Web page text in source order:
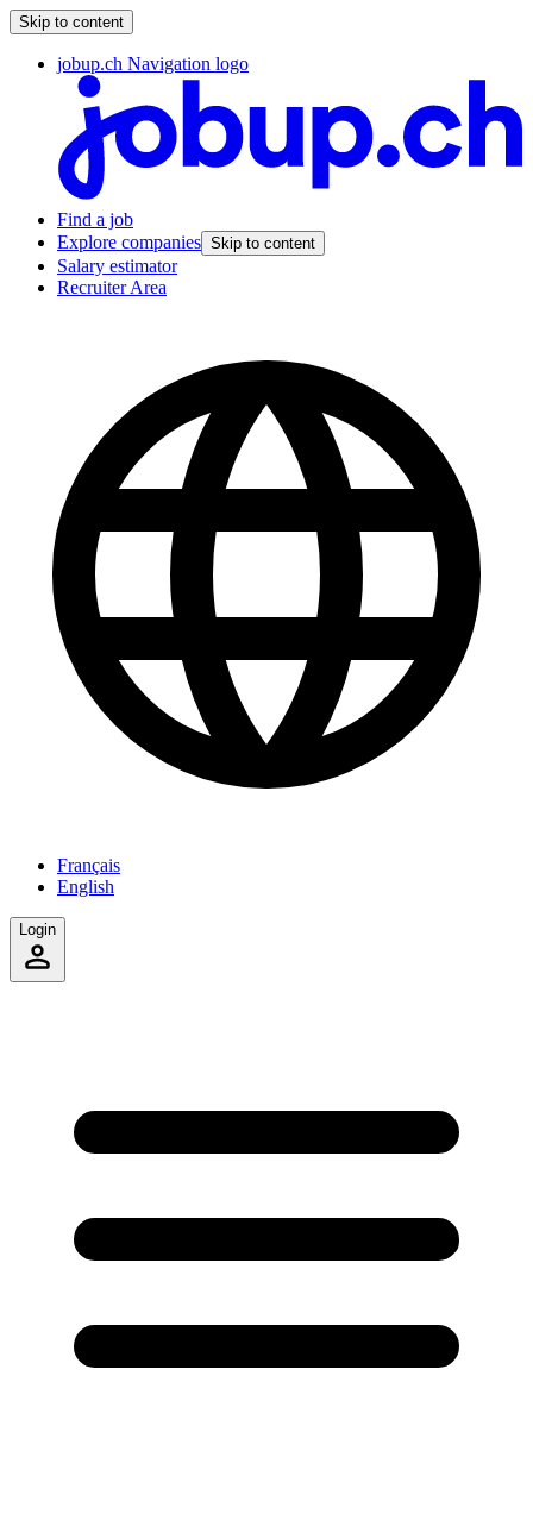
Skip to content
jobup.ch Navigation logo
Find a job
Explore companies Skip to content
Salary estimator
Recruiter Area
Français
English
Login